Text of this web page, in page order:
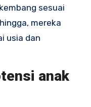
sesuai
mereka
usia dan
anak